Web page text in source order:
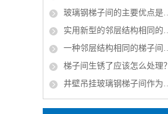
玻璃钢梯子间的主要优点是什么？
实用新型的邻层结构相同的梯子间结构的实施方式
一种邻层结构相同的梯子间的产品特征
梯子间生锈了应该怎么处理？
井壁吊挂玻璃钢梯子间作为矿山立井中的安全通道组成部分